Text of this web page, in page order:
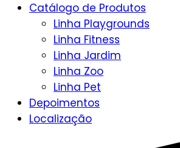
Catálogo de Produtos
Linha Playgrounds
Linha Fitness
Linha Jardim
Linha Zoo
Linha Pet
Depoimentos
Localização